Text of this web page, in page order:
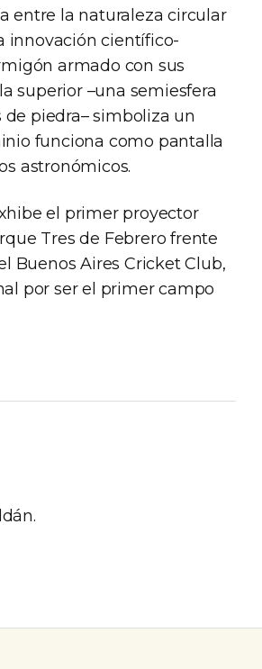
entre la naturaleza circular
innovación científico-
armado con sus
superior –una semiesfera
piedra– simboliza un
funciona como pantalla
astronómicos.
el primer proyector
Tres de Febrero frente
Buenos Aires Cricket Club,
por ser el primer campo